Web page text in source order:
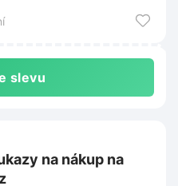
měnit.
slevu
na nákup na